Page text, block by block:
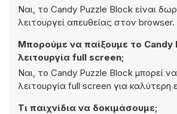
Ναι, το Candy Puzzle Block είναι
λειτουργεί απευθείας στον browser.
Μπορούμε να παίξουμε το Candy
λειτουργία full screen;
Ναι, το Candy Puzzle Block μπορεί
λειτουργία full screen για καλύτερη
Τι παιχνίδια να δοκιμάσουμε;